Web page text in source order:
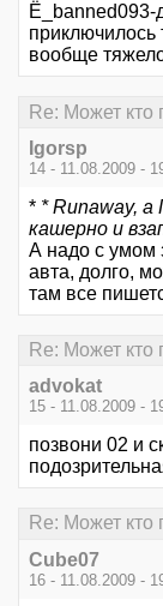
Ё_banned093-
приключилось
вообще
Re: Может кто
Igorsp
14 - 11.08.2009 -
* * Runaway, а
кашерно и
А надо с умом
авта, долго,
там все
Re: Может кто
advokat
15 - 11.08.2009 -
позвони 02 и
Re: Может кто
Cube07
16 - 11.08.2009 -